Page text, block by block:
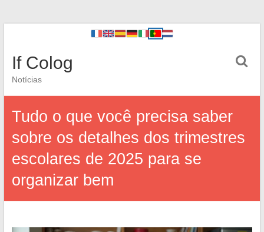
If Colog
Notícias
Tudo o que você precisa saber
sobre os detalhes dos trimestres
escolares de 2025 para se
organizar bem